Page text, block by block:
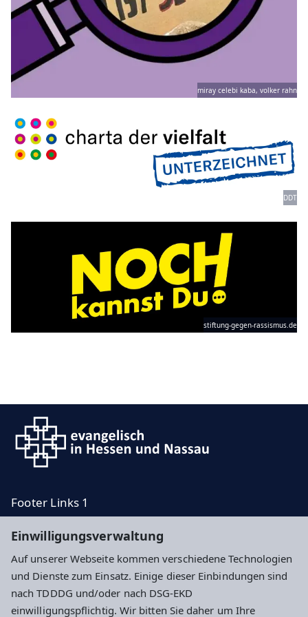
Einwilligungsverwaltung
Auf unserer Webseite kommen verschiedene Technologien
und Dienste zum Einsatz. Einige dieser Einbindungen sind
nach TDDDG und/oder nach DSG-EKD
einwilligungspflichtig. Wir bitten Sie daher um Ihre
miray celebi kaba, volker rahn
DDT
stiftung-gegen-rassismus.de
Footer Links 1
Footer Rechts 1
Footer Rechts 2
Impressum Datenschutz Cookie-Einstellungen